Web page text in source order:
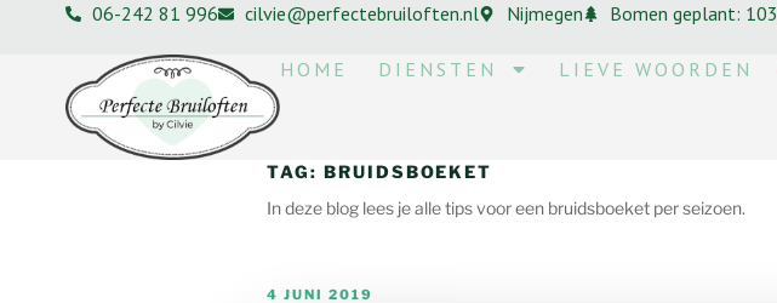
06-242 81 996 cilvie@perfectebruiloften.nl Nijmegen Bomen geplant: 103
HOME DIENSTEN LIEVE WOORDEN
TAG: BRUIDSBOEKET
In deze blog lees je alle tips voor een bruidsboeket per seizoen.
4 JUNI 2019